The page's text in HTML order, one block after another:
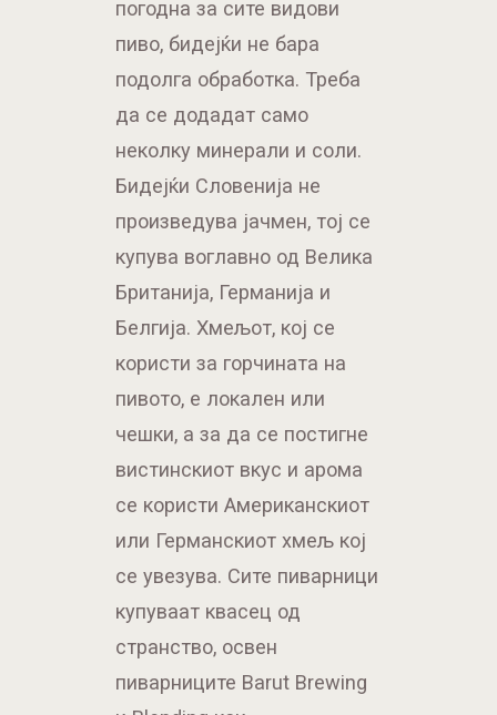
погодна за сите видови
пиво, бидејќи не бара
подолга обработка. Треба
да се додадат само
неколку минерали и соли.
Бидејќи Словенија не
произведува јачмен, тој се
купува воглавно од Велика
Британија, Германија и
Белгија. Хмељот, кој се
користи за горчината на
пивото, е локален или
чешки, а за да се постигне
вистинскиот вкус и арома
се користи Американскиот
или Германскиот хмељ кој
се увезува. Сите пиварници
купуваат квасец од
странство, освен
пиварниците Barut Brewing